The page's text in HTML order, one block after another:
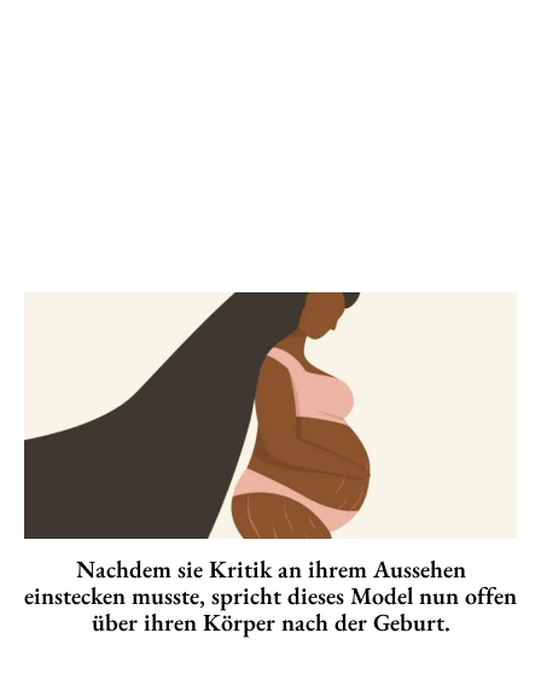
Nachdem sie Kritik an ihrem Aussehen
einstecken musste, spricht dieses Model nun offen
über ihren Körper nach der Geburt.